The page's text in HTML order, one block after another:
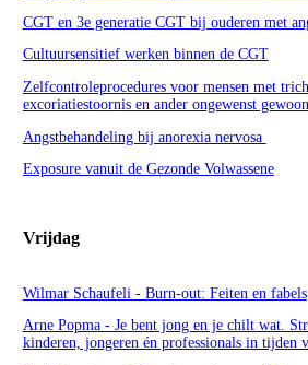
CGT en 3e generatie CGT bij ouderen met
Cultuursensitief werken binnen de CGT
Zelfcontroleprocedures voor mensen met
excoriatiestoornis en ander ongewenst
Angstbehandeling bij anorexia nervosa
Exposure vanuit de Gezonde Volwassene
Vrijdag
Wilmar Schaufeli - Burn-out: Feiten en fabels
Arne Popma - Je bent jong en je chilt wat.
kinderen, jongeren én professionals in tijden